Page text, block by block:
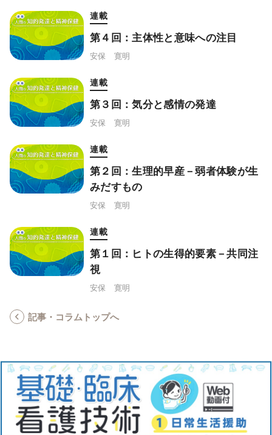
連載
第４回：主体性と意味への注目
安保 寛明
連載
第３回：気分と感情の発達
安保 寛明
連載
第２回：生理的早産－弱者体験が生
みだすもの
安保 寛明
連載
第１回：ヒトの生得的要素－共同注
視
安保 寛明
記事・コラムトップへ